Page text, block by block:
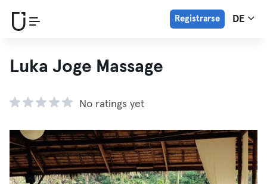
Registrarse DE
Luka Joge Massage
No ratings yet